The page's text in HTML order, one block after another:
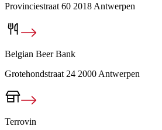
Provinciestraat 60 2018 Antwerpen
Belgian Beer Bank
Grotehondstraat 24 2000 Antwerpen
Terrovin